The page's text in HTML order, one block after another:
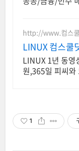
http://www.컴스
LINUX 컴스쿨
결제시 기프티
LINUX 1년 동영
원,365일 피씨와
1